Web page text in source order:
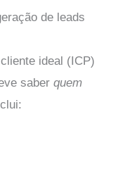
de leads
ideal (ICP)
saberquem